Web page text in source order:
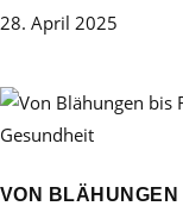
28. April 2025
Gesundheit
VON